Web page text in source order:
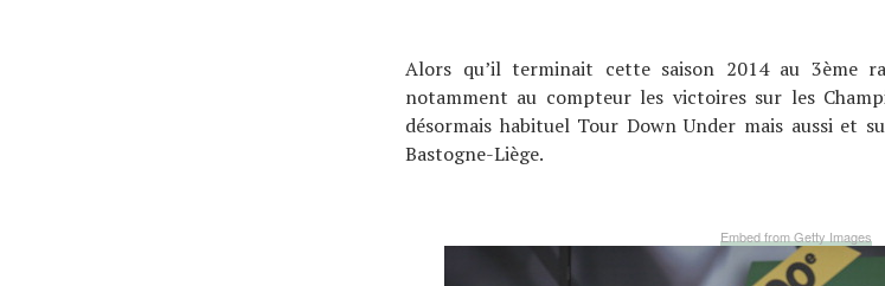
Alors qu’il terminait cette saison 2014 au 3ème
notamment au compteur les victoires sur les
désormais habituel Tour Down Under mais aussi et
Bastogne-Liège.
Embed from Getty Images